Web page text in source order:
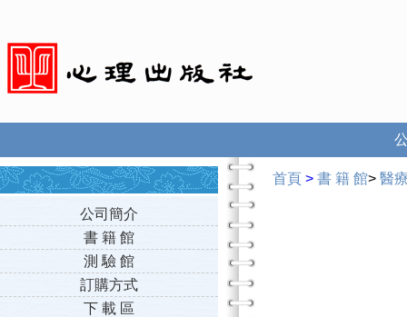
公司簡介
書 籍 館
測 驗 館
訂購方式
下 載 區
首頁 > 書 籍 館> 醫